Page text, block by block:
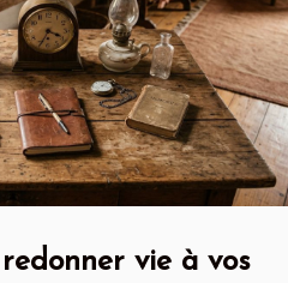
vie à vos